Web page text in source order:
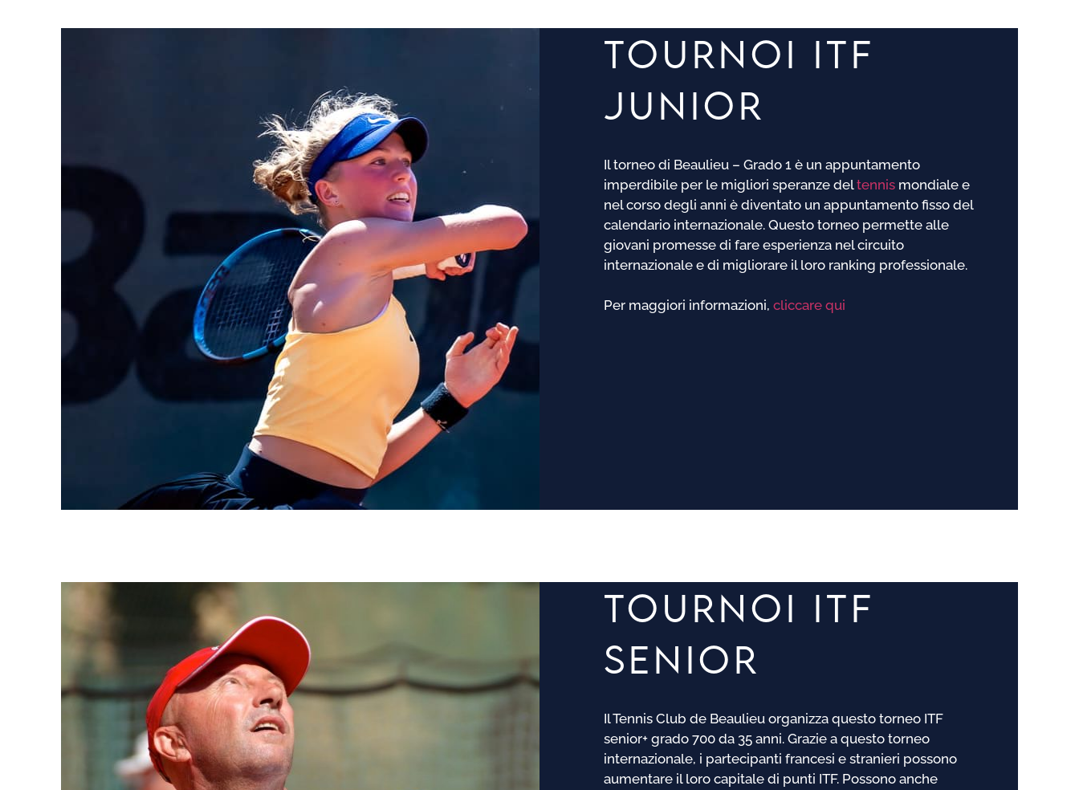
TOURNOI ITF
JUNIOR
Il torneo di Beaulieu – Grado 1 è un appuntamento
imperdibile per le migliori speranze deltennis mondiale e
nel corso degli anni è diventato un appuntamento fisso del
calendario internazionale. Questo torneo permette alle
giovani promesse di fare esperienza nel circuito
internazionale e di migliorare il loro ranking professionale.
Per maggiori informazioni, cliccare qui
TOURNOI ITF
SENIOR
Il Tennis Club de Beaulieu organizza questo torneo ITF
senior+ grado 700 da 35 anni. Grazie a questo torneo
internazionale, i partecipanti francesi e stranieri possono
aumentare il loro capitale di punti ITF. Possono anche